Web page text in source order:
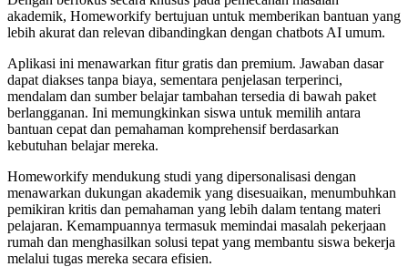
akademik, Homeworkify bertujuan untuk memberikan bantuan yang
lebih akurat dan relevan dibandingkan dengan chatbots AI umum.
Aplikasi ini menawarkan fitur gratis dan premium. Jawaban dasar
dapat diakses tanpa biaya, sementara penjelasan terperinci,
mendalam dan sumber belajar tambahan tersedia di bawah paket
berlangganan. Ini memungkinkan siswa untuk memilih antara
bantuan cepat dan pemahaman komprehensif berdasarkan
kebutuhan belajar mereka.
Homeworkify mendukung studi yang dipersonalisasi dengan
menawarkan dukungan akademik yang disesuaikan, menumbuhkan
pemikiran kritis dan pemahaman yang lebih dalam tentang materi
pelajaran. Kemampuannya termasuk memindai masalah pekerjaan
rumah dan menghasilkan solusi tepat yang membantu siswa bekerja
melalui tugas mereka secara efisien.